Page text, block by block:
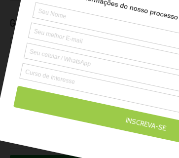
Gostou? Então comece a preencher sua